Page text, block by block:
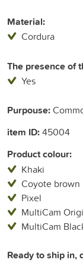
Material:
Cordura
The presence of
Yes
Purpouse:
item ID:45004
Product colour:
Khaki
Coyote brown
Pixel
MultiCam
MultiCam
Ready to ship in,